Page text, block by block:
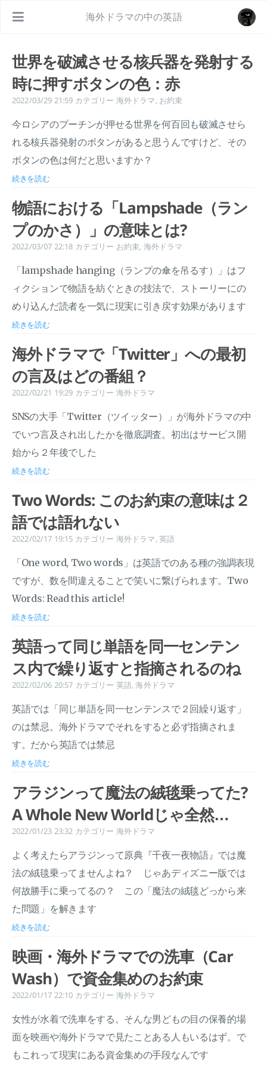
海外ドラマの中の英語
世界を破滅させる核兵器を発射する
時に押すボタンの色：赤
2022/03/29 21:59 カテゴリー 海外ドラマ, お約束
今ロシアのプーチンが押せる世界を何百回も破滅させら
れる核兵器発射のボタンがあると思うんですけど、その
ボタンの色は何だと思いますか？
続きを読む
物語における「Lampshade（ラン
プのかさ）」の意味とは?
2022/03/07 22:18 カテゴリー お約束, 海外ドラマ
「lampshade hanging（ランプの傘を吊るす）」はフ
ィクションで物語を紡ぐときの技法で、ストーリーにの
めり込んだ読者を一気に現実に引き戻す効果があります
続きを読む
海外ドラマで「Twitter」への最初
の言及はどの番組？
2022/02/21 19:29 カテゴリー 海外ドラマ
SNSの大手「Twitter（ツイッター）」が海外ドラマの中
でいつ言及され出したかを徹底調査。初出はサービス開
始から２年後でした
続きを読む
Two Words: このお約束の意味は２
語では語れない
2022/02/17 19:15 カテゴリー 海外ドラマ, 英語
「One word, Two words」は英語でのある種の強調表現
ですが、数を間違えることで笑いに繋げられます。Two
Words: Read this article!
続きを読む
英語って同じ単語を同一センテン
ス内で繰り返すと指摘されるのね
2022/02/06 20:57 カテゴリー 英語,海外ドラマ
英語では「同じ単語を同一センテンスで２回繰り返す」
のは禁忌。海外ドラマでそれをすると必ず指摘されま
す。だから英語では禁忌
続きを読む
アラジンって魔法の絨毯乗ってた?
A Whole New Worldじゃ全然…
2022/01/23 23:32 カテゴリー 海外ドラマ
よく考えたらアラジンって原典『千夜一夜物語』では魔
法の絨毯乗ってませんよね？ じゃあディズニー版では
何故勝手に乗ってるの？ この「魔法の絨毯どっから来
た問題」を解きます
続きを読む
映画・海外ドラマでの洗車（Car
Wash）で資金集めのお約束
2022/01/17 22:10 カテゴリー 海外ドラマ
女性が水着で洗車をする。そんな男どもの目の保養的場
面を映画や海外ドラマで見たことある人もいるはず。で
もこれって現実にある資金集めの手段なんです